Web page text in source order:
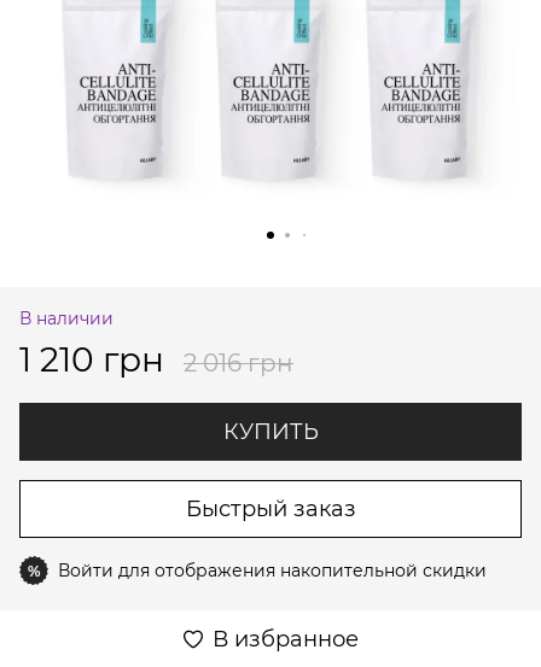
В наличии
1 210 грн 2 016 грн
КУПИТЬ
Быстрый заказ
% Войти для отображения накопительной скидки
В избранное